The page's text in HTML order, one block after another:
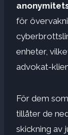
för
enheter,
advokat-
För dem
tillåter de
skickning av